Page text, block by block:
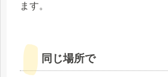
ます。
同じ場所で